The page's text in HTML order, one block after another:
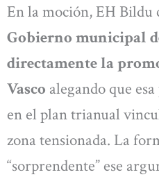
En la moción, EH Bildu
Gobierno municipal
directamente la
Vasco alegando que
en el plan trianual
zona tensionada. La
“sorprendente” ese